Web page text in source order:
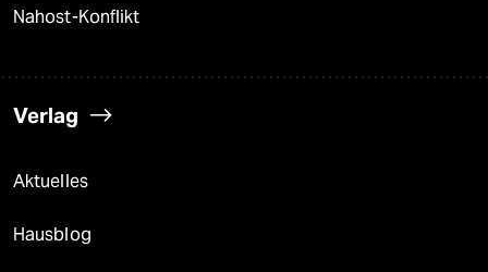
Nahost-Konflikt
Verlag
Aktuelles
Hausblog